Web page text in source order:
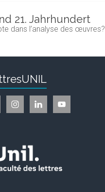
21. Jahrhundert
dans l’analyse des œuvres?